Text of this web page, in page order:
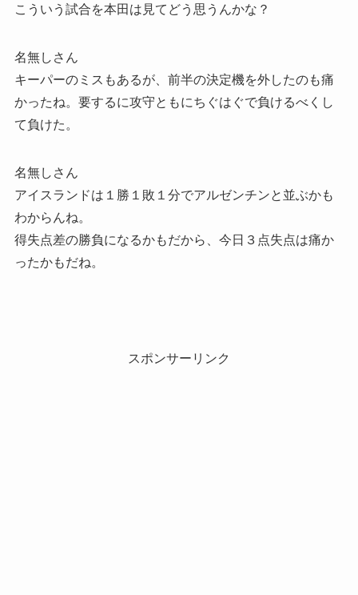
こういう試合を本田は見てどう思うんかな？
名無しさん
キーパーのミスもあるが、前半の決定機を外したのも痛
かったね。要するに攻守ともにちぐはぐで負けるべくし
て負けた。
名無しさん
アイスランドは１勝１敗１分でアルゼンチンと並ぶかも
わからんね。
得失点差の勝負になるかもだから、今日３点失点は痛か
ったかもだね。
スポンサーリンク